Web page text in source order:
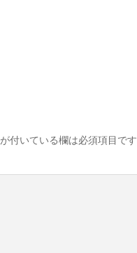
が付いている欄は必須項目です